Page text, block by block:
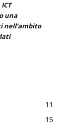
una
nell’ambito
11
15